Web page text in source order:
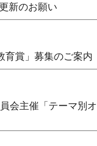
新のお願い
育賞」募集のご案内
会主催「テーマ別